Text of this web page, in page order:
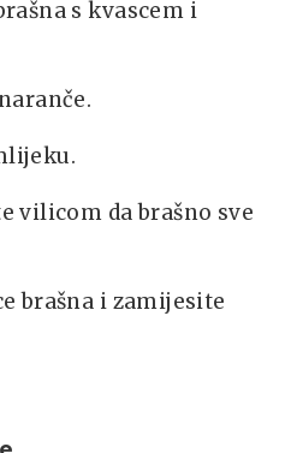
s kvascem i
vilicom da brašno sve
brašna i zamijesite